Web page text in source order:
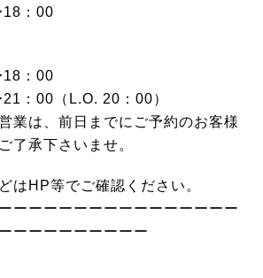
18：00
18：00
：00（L.O. 20：00）
業は、前日までにご予約のお客様
了承下さいませ。
はHP等でご確認ください。
ーーーーーーーーーーーーーーー
ーーーーーーーーー